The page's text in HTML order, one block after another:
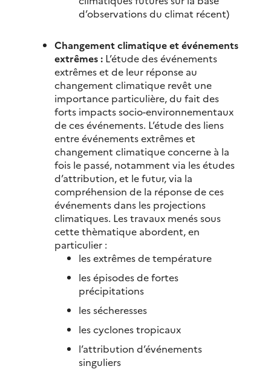
d’observations du climat récent)
Changement climatique et événements
extrêmes : L’étude des événements
extrêmes et de leur réponse au
changement climatique revêt une
importance particulière, du fait des
forts impacts socio-environnementaux
de ces événements. L’étude des liens
entre événements extrêmes et
changement climatique concerne à la
fois le passé, notamment via les études
d’attribution, et le futur, via la
compréhension de la réponse de ces
événements dans les projections
climatiques. Les travaux menés sous
cette thèmatique abordent, en
particulier :
les extrêmes de température
les épisodes de fortes
précipitations
les sécheresses
les cyclones tropicaux
l’attribution d’événements
singuliers